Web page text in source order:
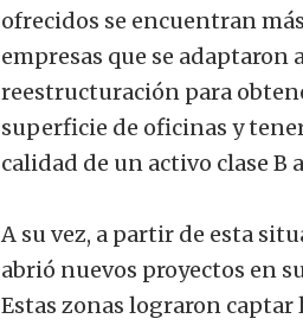
ofrecidos se encuentran
empresas que se
reestructuración para
superficie de oficinas y
calidad de un activo clase B
A su vez, a partir de esta
abrió nuevos proyectos en
Estas zonas lograron captar